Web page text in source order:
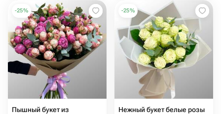
-25%
Пышный букет из
-25%
Нежный букет белые розы